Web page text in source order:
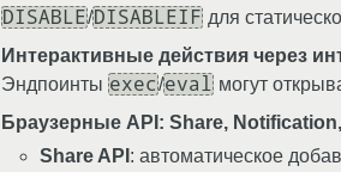
DISABLE/DISABLEIF для
Интерактивные действия через
Эндпоинты exec/eval могут
Браузерные API: Share,
Share API : автоматическое